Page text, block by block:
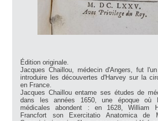
Édition originale.
Jacques Chaillou, médecin d'Angers, fut
introduire les découvertes d'Harvey sur la
en France.
Jacques Chaillou entame ses études de
dans les années 1650, une époque où
médicales abondent : en 1628, William
Francfort son Exercitatio Anatomica de